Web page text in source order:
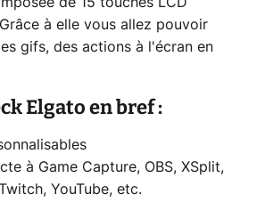
à elle vous allez pouvoir
gifs, des actions à l'écran en
Elgato en bref :
à Game Capture, OBS, XSplit,
YouTube, etc.